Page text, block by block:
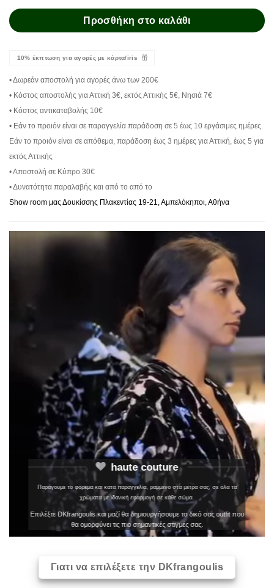
Προσθήκη στο καλάθι
10% έκπτωση για αγορές με κάρτα/iris
• Δωρεάν αποστολή για αγορές άνω των 200€
• Κόστος αποστολής για Αττική 3€, εκτός Αττικής 5€, Νησιά 7€
• Κόστος αντικαταβολής 10€
• Εάν το προιόν είναι σε παραγγελία παράδοση σε 5 έως 10 εργάσιμες ημέρες.
Εάν το προιόν είναι σε απόθεμα, παράδοση έως 3 ημέρες για Αττική, έως 5 για
εκτός Αττικής
• Αποστολή σε Κύπρο 30€
• Δυνατότητα παραλαβής και από το από το
Show room μας Δουκίσσης Πλακεντίας 19-21, Αμπελόκηποι, Αθήνα
haute couture
Παράγουμε το φόρεμα και κατά παραγγελία, ραμμένο στα μέτρα σας, σε όλα τα
χρώματα με ιδανική εφαρμογή σε κάθε σώμα.
Επιλέξτε DKfrangoulis και μαζί θα δημιουργήσουμε το δικό σας outfit που
θα ομορφύνει τις πιο σημαντικές στιγμές σας.
Γιατι να επιλέξετε την DKfrangoulis